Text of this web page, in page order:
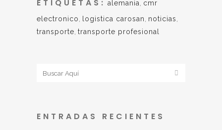
ETIQUETAS: alemania
cmr
electronico
logistica carosan noticias
transporte transporte profesional
ENTRADAS RECIENTES